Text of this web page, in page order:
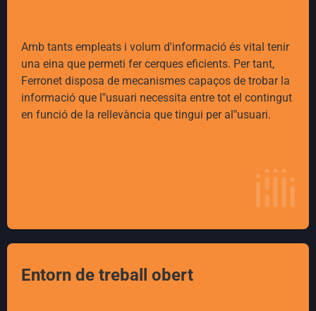
Amb tants empleats i volum d'informació és vital tenir
una eina que permeti fer cerques eficients. Per tant,
Ferronet disposa de mecanismes capaços de trobar la
informació que l‟usuari necessita entre tot el contingut
en funció de la rellevància que tingui per al‟usuari.
Entorn de treball obert